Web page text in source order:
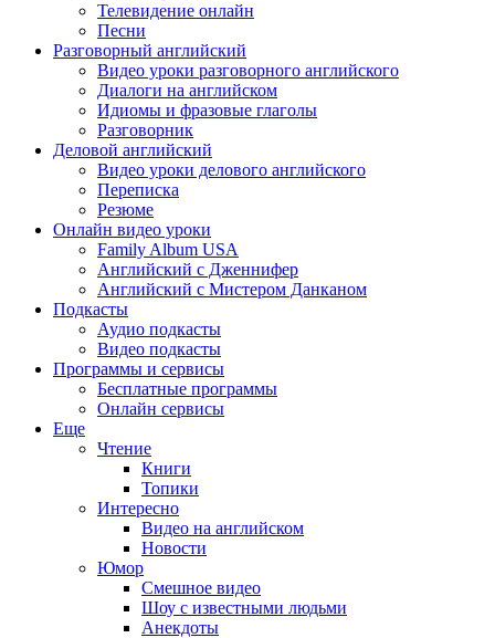
Телевидение онлайн
Песни
Разговорный английский
Видео уроки разговорного английского
Диалоги на английском
Идиомы и фразовые глаголы
Разговорник
Деловой английский
Видео уроки делового английского
Переписка
Резюме
Онлайн видео уроки
Family Album USA
Английский с Дженнифер
Английский с Мистером Данканом
Подкасты
Аудио подкасты
Видео подкасты
Программы и сервисы
Бесплатные программы
Онлайн сервисы
Еще
Чтение
Книги
Топики
Интересно
Видео на английском
Новости
Юмор
Смешное видео
Шоу с известными людьми
Анекдоты